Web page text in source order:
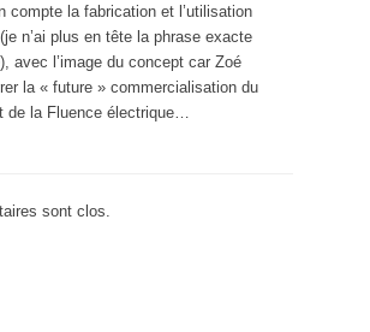
compte la fabrication et l’utilisation
(je n’ai plus en tête la phrase exacte
avec l’image du concept car Zoé
la « future » commercialisation du
de la Fluence électrique…
sont clos.